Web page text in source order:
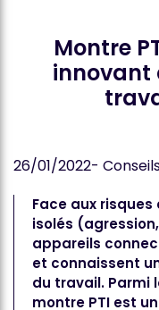
Montre
innovant
26/01/2022-
Face aux
isolés
appareils
et connaissent
du travail. Parmi
montre PTI est